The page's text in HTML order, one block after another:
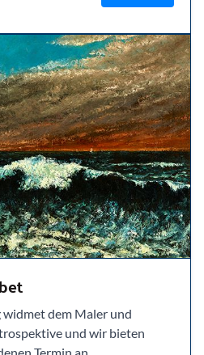
widmet dem Maler und
und wir bieten